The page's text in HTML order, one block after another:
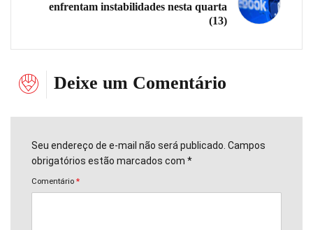
enfrentam instabilidades nesta quarta
(13)
Deixe um Comentário
Seu endereço de e-mail não será publicado. Campos
obrigatórios estão marcados com *
Comentário *